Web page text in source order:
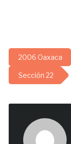
2006 Oaxaca
Sección 22